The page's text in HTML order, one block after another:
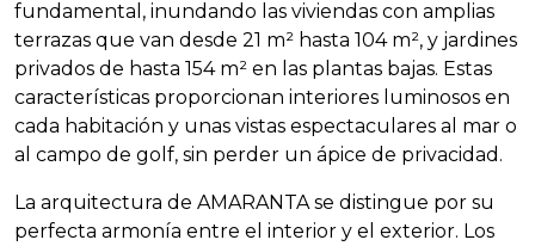
fundamental, inundando las viviendas con amplias
terrazas que van desde 21 m² hasta 104 m², y jardines
privados de hasta 154 m² en las plantas bajas. Estas
características proporcionan interiores luminosos en
cada habitación y unas vistas espectaculares al mar o
al campo de golf, sin perder un ápice de privacidad.
La arquitectura de AMARANTA se distingue por su
perfecta armonía entre el interior y el exterior. Los